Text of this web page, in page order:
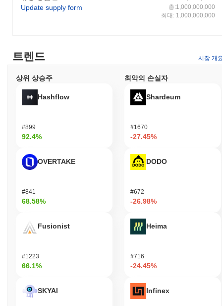
Update supply form
총:1,000,000,000
최대: 1,000,000,000
를 조성하여 혁신과 협업을 촉진합니다.
활동적이며, 이는 지속적인 커뮤니티 참여와 의사 결정을 나타냅니
다. 개발 노력은 현재 확장성과 사용자 경험을 향상시키는 데 집중
있습니다. 이 프로젝트는 여러 거래 플랫폼에서 존재감을 유지하고
있으며, 이는 유동성을 지원하는 일관된 시장 거래량을 반영합니
다. 또한, Maiga는 다양한 분산 애플리케이션과의 파트너십을 구축
Maiga는 누구를 위해 설계되었나요?
키트(SDK) 및 애플리케이션 프로그래밍 인터페이스(API)와 같은
필수 도구와 자원을 제공하여 개발 프로세스를 촉진하고 사용자 경
활용하여 블록체인 생태계 내에서 특정 요구를 충족하는 확장 가능
한 애플리케이션을 구축할 수 있습니다. 소비자는 플랫폼의 사용자
할 수 있습니다. 검증자 및 유동성 제공자와 같은 2차 참가자는 스
테이킹 및 거버넌스 메커니즘을 통해 Maiga와 상호작용합니다. 이
태계 내 의사 결정 과정에 기여할 수 있도록 합니다. 전반적으로
Maiga는 개발자와 사용자가 협력할 수 있는 환경을 조성하여 블록
트렌드 시장 개
상위 상승주
Hashflow
#899
92.4%
OVERTAKE
#841
68.58%
Fusionist
#1223
66.1%
SKYAI
최악의 손실자
Shardeum
#1670
-27.45%
DODO
#672
-26.98%
Heima
#716
-24.45%
Infinex